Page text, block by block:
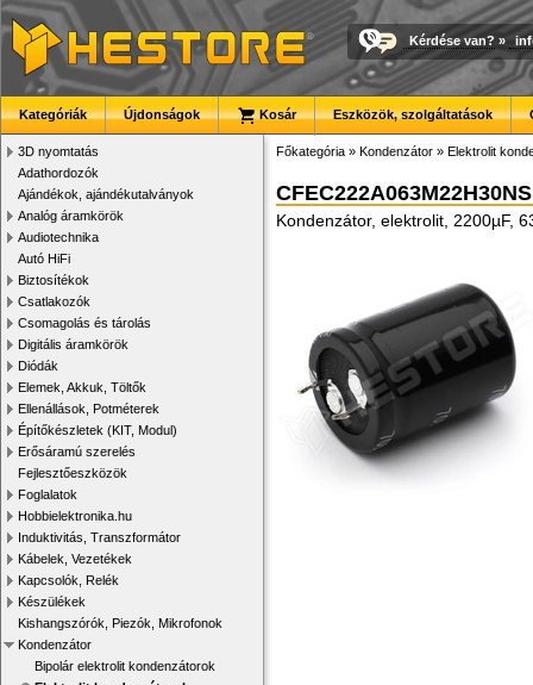
Kérdése van? »
Kategóriák Újdonságok Kosár Eszközök, szolgáltatások
3D nyomtatás
Adathordozók
Ajándékok, ajándékutalványok
Analóg áramkörök
Audiotechnika
Autó HiFi
Biztosítékok
Csatlakozók
Csomagolás és tárolás
Digitális áramkörök
Diódák
Elemek, Akkuk, Töltők
Ellenállások, Potméterek
Építőkészletek (KIT, Modul)
Erősáramú szerelés
Fejlesztőeszközök
Foglalatok
Hobbielektronika.hu
Induktivitás, Transzformátor
Kábelek, Vezetékek
Kapcsolók, Relék
Készülékek
Kishangszórók, Piezók, Mikrofonok
Kondenzátor
Bipolár elektrolit kondenzátorok
Főkategória » Kondenzátor » Elektrolit
CFEC222A063M22H30NS
Kondenzátor, elektrolit, 2200µF,